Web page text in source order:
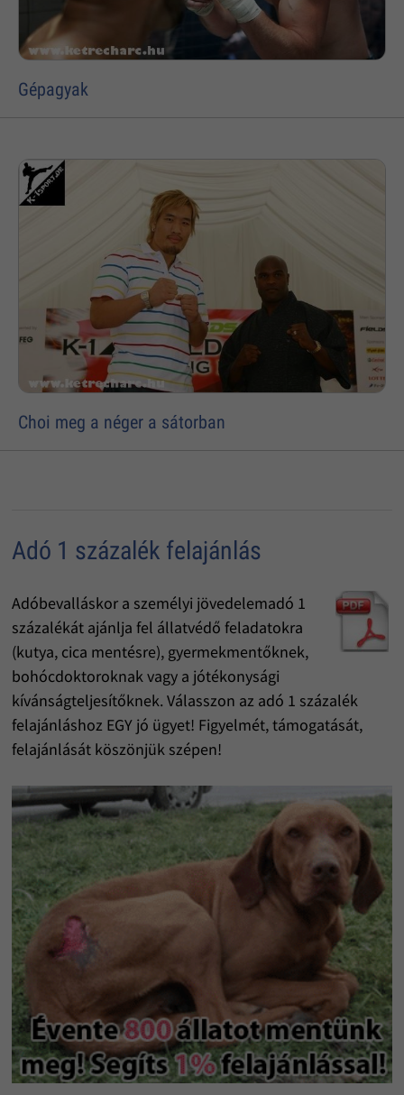
Gépagyak
Choi meg a néger a sátorban
Adó 1 százalék felajánlás
Adóbevalláskor a személyi jövedelemadó 1
százalékát ajánlja fel állatvédő feladatokra
(kutya, cica mentésre), gyermekmentőknek,
bohócdoktoroknak vagy a jótékonysági
kívánságteljesítőknek. Válasszon az adó 1 százalék
felajánláshoz EGY jó ügyet! Figyelmét, támogatását,
felajánlását köszönjük szépen!